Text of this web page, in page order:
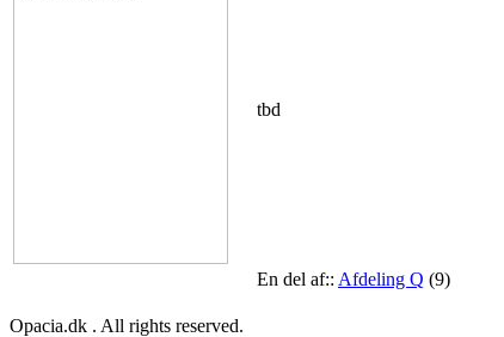
tbd
En del af:: Afdeling Q (9)
Opacia.dk . All rights reserved.